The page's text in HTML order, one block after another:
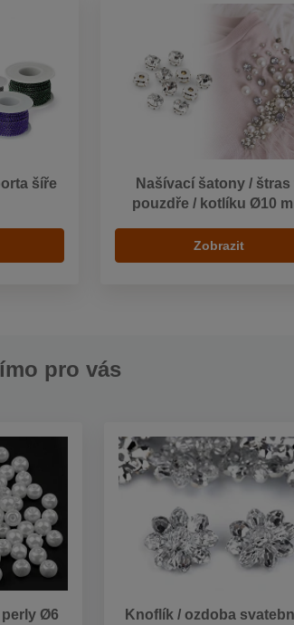
šíře
Našívací šatony / štras
pouzdře / kotlíku Ø10
Zobrazit
pro vás
Ø6
Knoflík / ozdoba